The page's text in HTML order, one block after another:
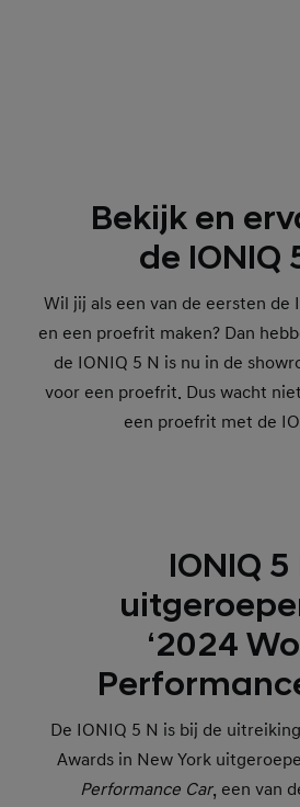
Bekijk en
de IONIQ
Wil jij als een van de eersten de
en een proefrit maken? Dan
de IONIQ 5 N is nu in de
voor een proefrit. Dus wacht
een proefrit met de
IONIQ 5
‘2024
De IONIQ 5 N is bij de
Awards in New York
Performance Car, een van